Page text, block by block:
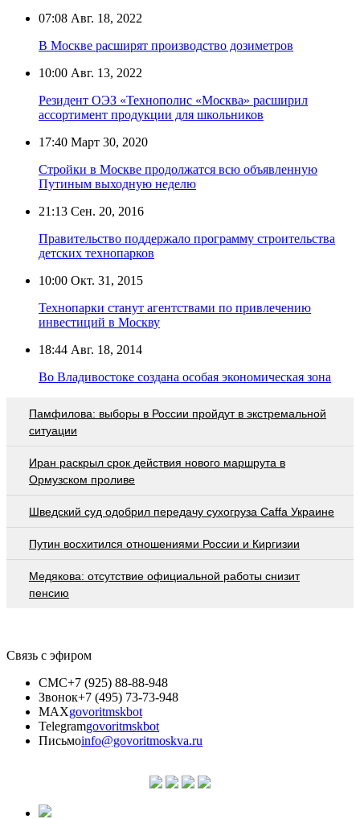
07:08 Авг. 18, 2022
В Москве расширят производство дозиметров
10:00 Авг. 13, 2022
Резидент ОЭЗ «Технополис «Москва» расширил
ассортимент продукции для школьников
17:40 Март 30, 2020
Стройки в Москве продолжатся всю объявленную
Путиным выходную неделю
21:13 Сен. 20, 2016
Правительство поддержало программу строительства
детских технопарков
10:00 Окт. 31, 2015
Технопарки станут агентствами по привлечению
инвестиций в Москву
18:44 Авг. 18, 2014
Во Владивостоке создана особая экономическая зона
Памфилова: выборы в России пройдут в экстремальной
ситуации
Иран раскрыл срок действия нового маршрута в
Ормузском проливе
Шведский суд одобрил передачу сухогруза Caffa Украине
Путин восхитился отношениями России и Киргизии
Медякова: отсутствие официальной работы снизит
пенсию
Связь с эфиром
СМС+7 (925) 88-88-948
Звонок+7 (495) 73-73-948
MAXgovoritmskbot
Telegramgovoritmskbot
Письмоinfo@govoritmoskva.ru